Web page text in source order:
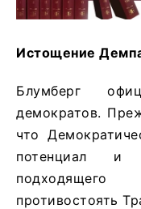
Истощение
Блумберг
демократов.
что
потенциал и
подходящего
противостоять